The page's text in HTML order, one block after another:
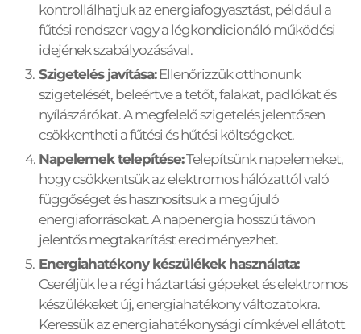
kontrollálhatjuk az energiafogyasztást, például a
fűtési rendszer vagy a légkondicionáló működési
idejének szabályozásával.
Szigetelés javítása: Ellenőrizzük otthonunk
szigetelését, beleértve a tetőt, falakat, padlókat és
nyílászárókat. A megfelelő szigetelés jelentősen
csökkentheti a fűtési és hűtési költségeket.
Napelemek telepítése: Telepítsünk napelemeket,
hogy csökkentsük az elektromos hálózattól való
függőséget és hasznosítsuk a megújuló
energiaforrásokat. A napenergia hosszú távon
jelentős megtakarítást eredményezhet.
Energiahatékony készülékek használata:
Cseréljük le a régi háztartási gépeket és elektromos
készülékeket új, energiahatékony változatokra.
Keressük az energiahatékonysági címkével ellátott